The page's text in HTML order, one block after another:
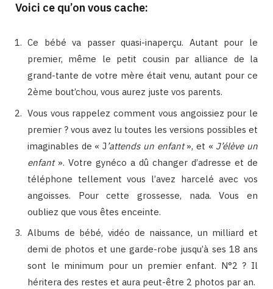
Voici ce qu’on vous cache:
Ce bébé va passer quasi-inaperçu. Autant pour le
premier, même le petit cousin par alliance de la
grand-tante de votre mère était venu, autant pour ce
2ème bout’chou, vous aurez juste vos parents.
Vous vous rappelez comment vous angoissiez pour le
premier ? vous avez lu toutes les versions possibles et
imaginables de « J ’attends un enfant», et « J’élève un
enfant». Votre gynéco a dû changer d’adresse et de
téléphone tellement vous l’avez harcelé avec vos
angoisses. Pour cette grossesse, nada. Vous en
oubliez que vous êtes enceinte.
Albums de bébé, vidéo de naissance, un milliard et
demi de photos et une garde-robe jusqu’à ses 18 ans
sont le minimum pour un premier enfant. N°2 ? Il
héritera des restes et aura peut-être 2 photos par an.